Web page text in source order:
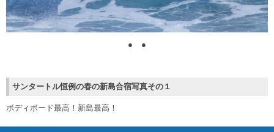
● ●
サンタートル恒例の春の新島合宿写真その１
ボディボード最高！新島最高！